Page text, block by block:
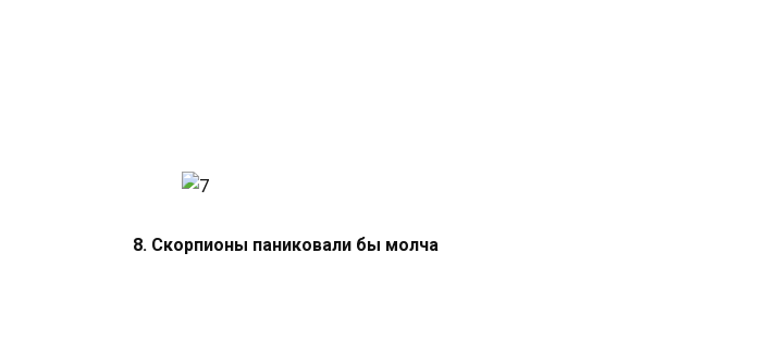
8. Скорпионы паниковали бы молча